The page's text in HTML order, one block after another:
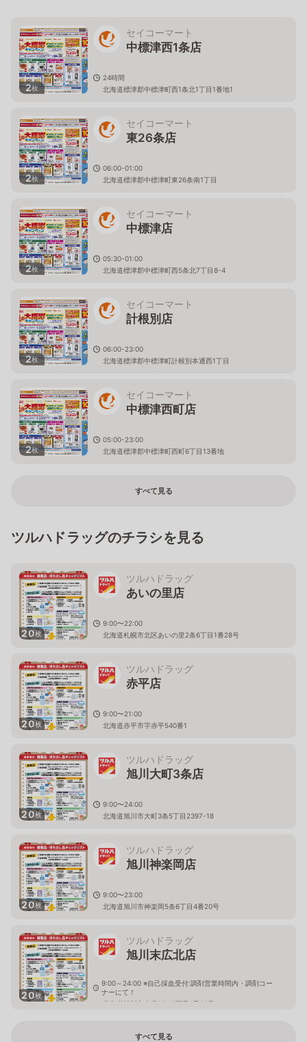
2枚
セイコーマート
中標津西1条店
24時間
北海道標津郡中標津町西1条北1丁目1番地1
2枚
セイコーマート
東26条店
06:00-01:00
北海道標津郡中標津町東26条南1丁目
2枚
セイコーマート
中標津店
05:30-01:00
北海道標津郡中標津町西5条北7丁目8-4
2枚
セイコーマート
計根別店
06:00-23:00
北海道標津郡中標津町計根別本通西1丁目
2枚
セイコーマート
中標津西町店
05:00-23:00
北海道標津郡中標津町西町6丁目13番地
すべて見る
ツルハドラッグのチラシを見る
20枚
ツルハドラッグ
あいの里店
9:00〜22:00
北海道札幌市北区あいの里2条6丁目1番28号
20枚
ツルハドラッグ
赤平店
9:00〜21:00
北海道赤平市字赤平540番1
20枚
ツルハドラッグ
旭川大町3条店
9:00〜24:00
北海道旭川市大町3条5丁目2397-18
20枚
ツルハドラッグ
旭川神楽岡店
9:00〜23:00
北海道旭川市神楽岡5条6丁目4番20号
20枚
ツルハドラッグ
旭川末広北店
9:00～24:00 ※自己採血受付:調剤営業時間内・調剤コー
ナーにて！
北海道旭川市末広1条10丁目1番20号
すべて見る